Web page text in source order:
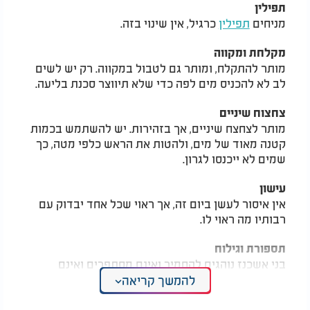
תפילין
מניחים תפיליןכרגיל, אין שינוי בזה.
מקלחת ומקווה
מותר להתקלח, ומותר גם לטבול במקווה. רק יש לשים
לב לא להכניס מים לפה כדי שלא תיווצר סכנת בליעה.
צחצוח שיניים
מותר לצחצח שיניים, אך בזהירות. יש להשתמש בכמות
קטנה מאוד של מים, ולהטות את הראש כלפי מטה, כך
שמים לא ייכנסו לגרון.
עישון
אין איסור לעשן ביום זה, אך ראוי שכל אחד יבדוק עם
רבותיו מה ראוי לו.
תספורת וגילוח
בני אשכנז נוהגים להחמיר ואינם מסתפרים ואינם
מתגלחים בכל שלושת השבועות. בני ספרד מקלים,
ובעיקר הדין מותר להם להסתפר ולהתגלח גם ביום
להמשך קריאה